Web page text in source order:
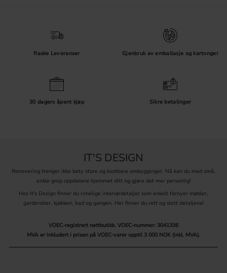
Raske Leveranser Gjenbruk av emballasje og kartonger
30 dagers åpent kjøp Sikre betalinger
IT'S DESIGN
Renovering trenger ikke bety store og kostbare ombygginger. Nå kan du med små,
enkle grep oppdatere hjemmet ditt og gjøre det mer personlig!
Hos It's Design finner du rimelige interiørdetaljer som enkelt fornyer møbler,
garderober, kjøkken, bad og gangen. Her finner du rett og slett detaljene!
VOEC-registrert nettbutikk. VOEC-nummer: 3041336
MVA er inkludert i prisen på VOEC-varer opptil 3 000 NOK (inkl. MVA).